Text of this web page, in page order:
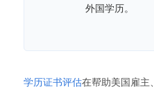
外国学历。
学历证书评估在帮助美国雇主